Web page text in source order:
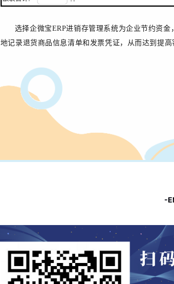
选择企微宝ERP进销存管理系统为企业节约资金
地记录退货商品信息清单和发票凭证， 从而达到提高
-